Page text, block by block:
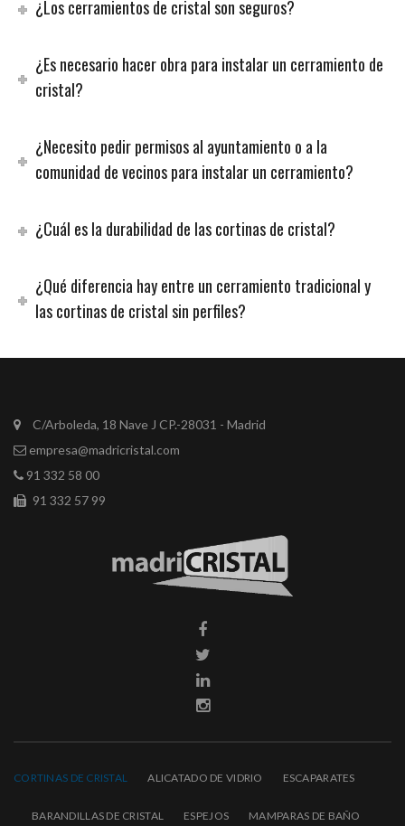
¿Los cerramientos de cristal son seguros?
¿Es necesario hacer obra para instalar un cerramiento de
cristal?
¿Necesito pedir permisos al ayuntamiento o a la
comunidad de vecinos para instalar un cerramiento?
¿Cuál es la durabilidad de las cortinas de cristal?
¿Qué diferencia hay entre un cerramiento tradicional y
las cortinas de cristal sin perfiles?
C/Arboleda, 18 Nave J CP.-28031 - Madrid
empresa@madricristal.com
91 332 58 00
91 332 57 99
CORTINAS DE CRISTAL ALICATADO DE VIDRIO ESCAPARATES
BARANDILLAS DE CRISTAL ESPEJOS MAMPARAS DE BAÑO